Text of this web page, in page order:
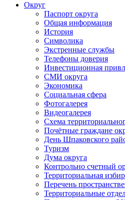
Округ
Паспорт округа
Общая информация
История
Символика
Экстренные службы
Телефоны доверия
Инвестиционная
СМИ округа
Экономика
Социальная сфера
Фотогалерея
Видеогалерея
Схема
Почётные граждане
День Шпаковского
Туризм
Дума округа
Контрольно счетный
Территориальная
Перечень
Территориальные